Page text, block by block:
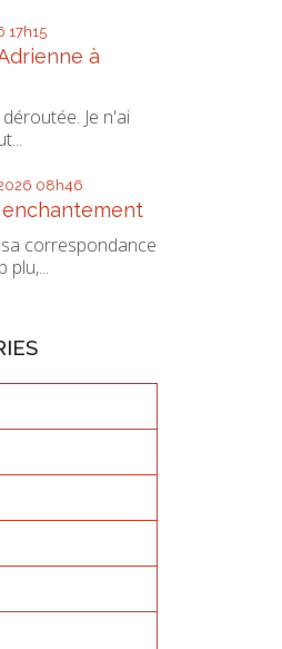
17h15
à
déroutée. Je n'ai
08h46
correspondance
plu,...